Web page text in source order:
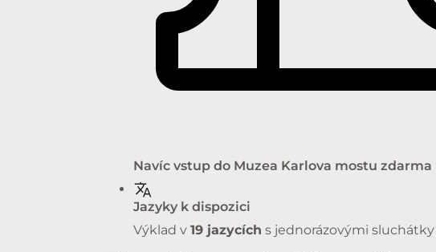
Navíc vstup do Muzea Karlova mostu zdarma
Jazyky k dispozici
Výklad v 19 jazycích s jednorázovými sluchátky